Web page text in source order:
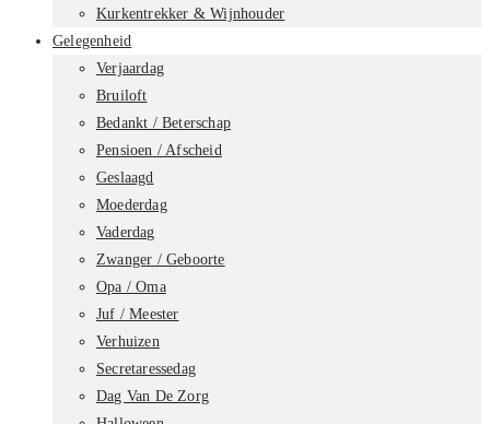
Kurkentrekker & Wijnhouder
Gelegenheid
Verjaardag
Bruiloft
Bedankt / Beterschap
Pensioen / Afscheid
Geslaagd
Moederdag
Vaderdag
Zwanger / Geboorte
Opa / Oma
Juf / Meester
Verhuizen
Secretaressedag
Dag Van De Zorg